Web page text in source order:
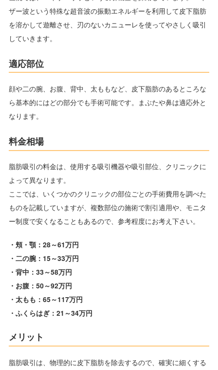
ザー波という特殊な超音波の振動エネルギーを利用して皮下脂肪
を溶かして遊離させ、刃のないカニューレを使ってやさしく吸引
していきます。
適応部位
顔や二の腕、お腹、背中、太ももなど、皮下脂肪のあるところな
ら基本的にはどの部分でも手術可能です。まぶたや鼻は適応外と
なります。
料金相場
脂肪吸引の料金は、使用する吸引機器や吸引部位、クリニックに
よって異なります。
ここでは、いくつかのクリニックの部位ごとの手術費用を調べた
ものを記載していますが、複数部位の施術で割引適用や、モニタ
ー制度で安くなることもあるので、参考程度にお考え下さい。
・頬・顎：28～61万円
・二の腕：15～33万円
・背中：33～58万円
・お腹：50～92万円
・太もも：65～117万円
・ふくらはぎ：21～34万円
メリット
脂肪吸引は、物理的に皮下脂肪を除去するので、確実に細くする